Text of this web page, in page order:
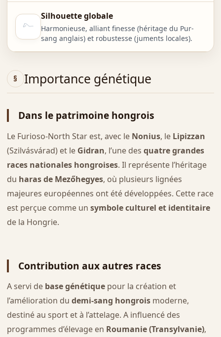
Silhouette globale
Harmonieuse, alliant finesse (héritage du Pur-
sang anglais) et robustesse (juments locales).
Importance génétique
Dans le patrimoine hongrois
Le Furioso-North Star est, avec le Nonius, le Lipizzan
(Szilvásvárad) et le Gidran, l’une des quatre grandes
races nationales hongroises. Il représente l’héritage
du haras de Mezőhegyes, où plusieurs lignées
majeures européennes ont été développées. Cette race
est perçue comme un symbole culturel et identitaire
de la Hongrie.
Contribution aux autres races
A servi de base génétiquepour la création et
l’amélioration du demi-sang hongroismoderne,
destiné au sport et à l’attelage. A influencé des
programmes d’élevage en Roumanie (Transylvanie),